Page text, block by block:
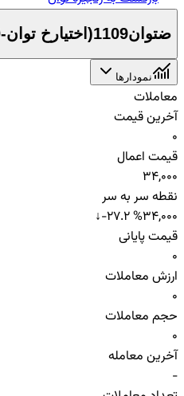
ضتوان1109 ( اختیارخ توان-34000-14041126
نمودارها
معاملات
آخرین قیمت
0
قیمت اعمال
34,000
نقطه سر به سر
34,000
↓-27.2 %
قیمت پایانی
0
ارزش معاملات
0
حجم معاملات
0
آخرین معامله
-